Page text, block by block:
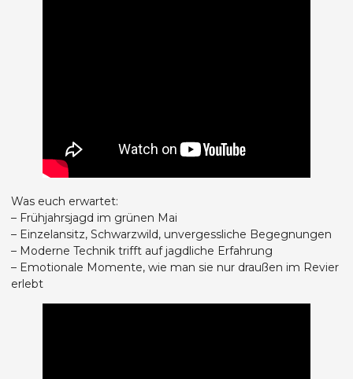
Was euch erwartet:
– Frühjahrsjagd im grünen Mai
– Einzelansitz, Schwarzwild, unvergessliche Begegnungen
– Moderne Technik trifft auf jagdliche Erfahrung
– Emotionale Momente, wie man sie nur draußen im Revier
erlebt